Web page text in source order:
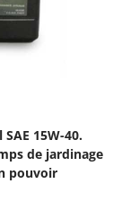
15W-40.
de jardinage
pouvoir